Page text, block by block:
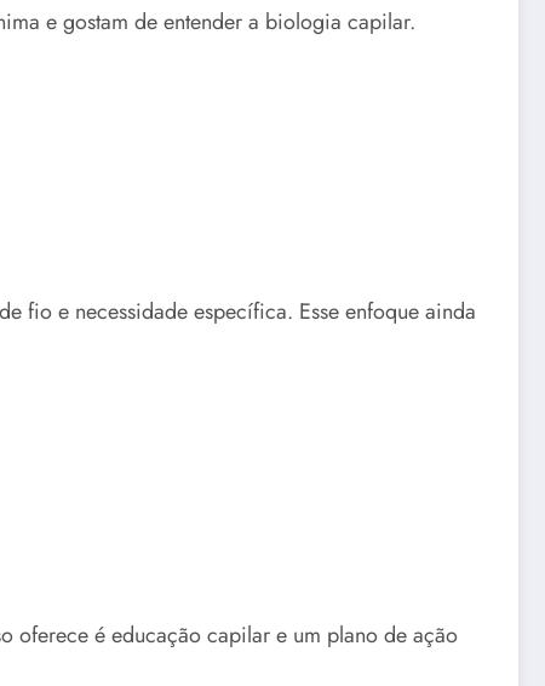
e gostam de entender a biologia capilar.
fio e necessidade específica. Esse enfoque ainda
oferece é educação capilar e um plano de ação